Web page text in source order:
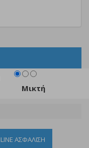
Μικτή
ΑΣΦΑΛΙΣΗ